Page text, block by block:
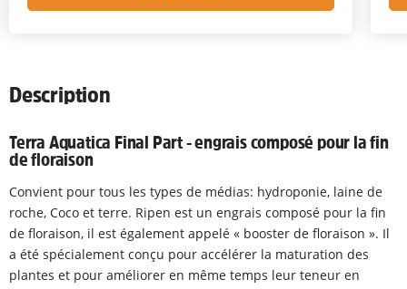
Description
Terra Aquatica Final Part -engrais composé pour la fin
de floraison
Convient pour tous les types de médias: hydroponie, laine de
roche, Coco et terre. Ripen est un engrais composé pour la fin
de floraison, il est également appelé « booster de floraison ». Il
a été spécialement conçu pour accélérer la maturation des
plantes et pour améliorer en même temps leur teneur en